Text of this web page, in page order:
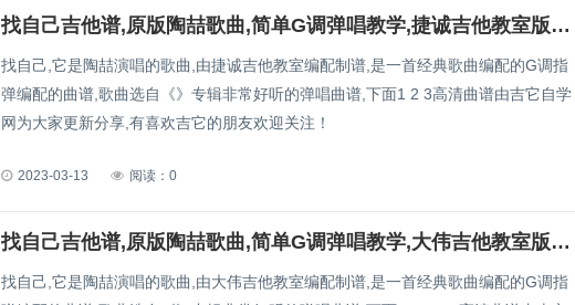
找自己吉他谱,原版陶喆歌曲,简单G调弹唱教学,捷诚吉他教室版六线指弹简谱图
找自己,它是陶喆演唱的歌曲,由捷诚吉他教室编配制谱,是一首经典歌曲编配的G调指
弹编配的曲谱,歌曲选自《》专辑非常好听的弹唱曲谱,下面1 2 3高清曲谱由吉它自学
网为大家更新分享,有喜欢吉它的朋友欢迎关注！
2023-03-13 阅读：0
找自己吉他谱,原版陶喆歌曲,简单G调弹唱教学,大伟吉他教室版六线指弹简谱图
找自己,它是陶喆演唱的歌曲,由大伟吉他教室编配制谱,是一首经典歌曲编配的G调指